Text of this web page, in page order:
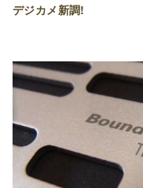
デジカメ新調!